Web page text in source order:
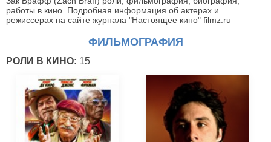
работы в кино. Подробная информация об актерах и
режиссерах на сайте журнала "Настоящее кино" filmz.ru
ФИЛЬМОГРАФИЯ
РОЛИ В КИНО: 15